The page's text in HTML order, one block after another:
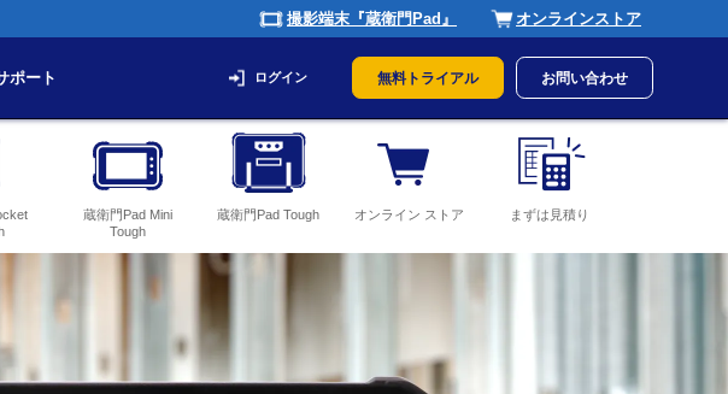
撮影端末『蔵衛門Pad』 オンラインストア
ポート ログイン 無料トライアル お問い合わせ
蔵衛門Pad Mini
Tough
蔵衛門Pad Tough オンライン ストア まずは見積り